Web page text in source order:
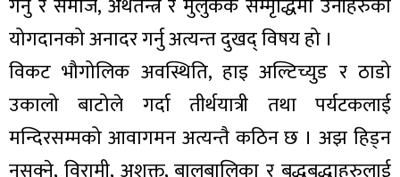
गर्नु र समाज, अर्थतन्त्र र मुलुककै सम्मृद्धिमा उनीहरुको
योगदानको अनादर गर्नु अत्यन्त दुखद् विषय हो ।
विकट भौगोलिक अवस्थिति, हाइ अल्टिच्युड र ठाडो
उकालो बाटोले गर्दा तीर्थयात्री तथा पर्यटकलाई
मन्दिरसम्मको आवागमन अत्यन्तै कठिन छ । अझ हिड्न